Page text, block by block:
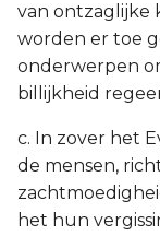
van ontzaglijke
worden er toe
onderwerpen
billijkheid
c. In zover het
de mensen,
het hun